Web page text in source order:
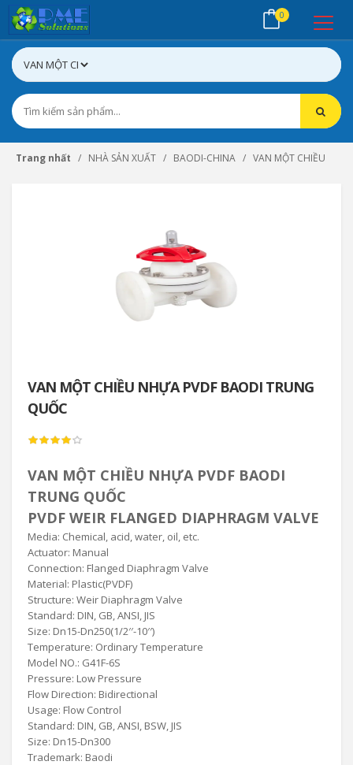
0
Trang nhất NHÀ SẢN XUẤT BAODI-CHINA VAN MỘT CHIỀU
VAN MỘT CHIỀU NHỰA PVDF BAODI TRUNG
QUỐC
VAN MỘT CHIỀU NHỰA PVDF BAODI
TRUNG QUỐC
PVDF WEIR FLANGED DIAPHRAGM VALVE
Media: Chemical, acid, water, oil, etc.
Actuator: Manual
Connection: Flanged Diaphragm Valve
Material: Plastic(PVDF)
Structure: Weir Diaphragm Valve
Standard: DIN, GB, ANSI, JIS
Size: Dn15-Dn250(1/2′′-10′′)
Temperature: Ordinary Temperature
Model NO.: G41F-6S
Pressure: Low Pressure
Flow Direction: Bidirectional
Usage: Flow Control
Standard: DIN, GB, ANSI, BSW, JIS
Size: Dn15-Dn300
Trademark: Baodi